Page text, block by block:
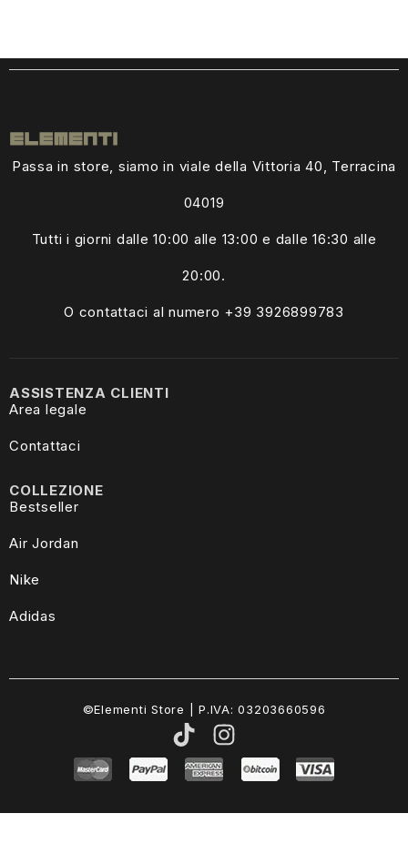
Passa in store, siamo in viale della Vittoria 40, Terracina
04019
Tutti i giorni dalle10:00 alle 13:00 e dalle 16:30 alle
20:00.
O contattaci al numero +39 3926899783
COLLEZIONE
Bestseller
Air Jordan
Nike
Adidas
ASSISTENZA CLIENTI
Area legale
Contattaci
©Elementi Store | P.IVA: 03203660596